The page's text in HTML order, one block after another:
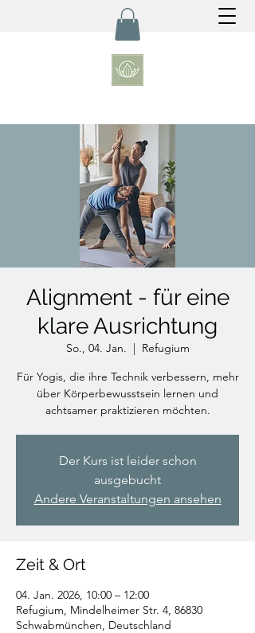
Alignment - für eine
klare Ausrichtung
So., 04. Jan.
  |
Refugium
Für Yogis, die ihre Technik verbessern, mehr
über Körperbewusstsein lernen und
achtsamer praktizieren möchten.
Der Kurs ist leider schon
ausgebucht
Andere Veranstaltungen ansehen
Zeit & Ort
04. Jan. 2026, 10:00 – 12:00
Refugium, Mindelheimer Str. 4, 86830
Schwabmünchen, Deutschland